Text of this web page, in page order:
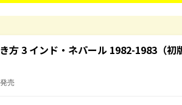
方 3 インド・ネパール 1982-1983（初
売